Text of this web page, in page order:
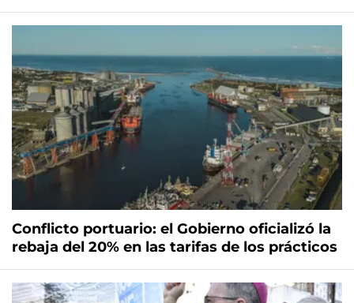
Conflicto portuario: el Gobierno oficializó la
rebaja del 20% en las tarifas de los prácticos